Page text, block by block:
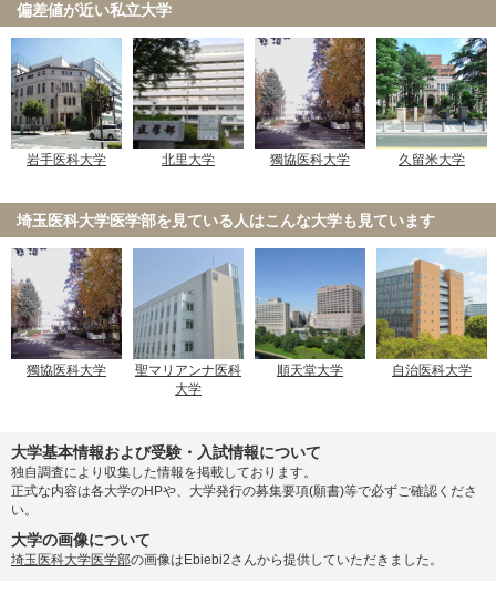
偏差値が近い私立大学
岩手医科大学 北里大学 獨協医科大学 久留米大学
埼玉医科大学医学部を見ている人はこんな大学も見ています
獨協医科大学
聖マリアンナ医科
大学
順天堂大学 自治医科大学
大学基本情報および受験・入試情報について
独自調査により収集した情報を掲載しております。
正式な内容は各大学のHPや、大学発行の募集要項(願書)等で必ずご確認くださ
い。
大学の画像について
埼玉医科大学医学部の画像はEbiebi2さんから提供していただきました。